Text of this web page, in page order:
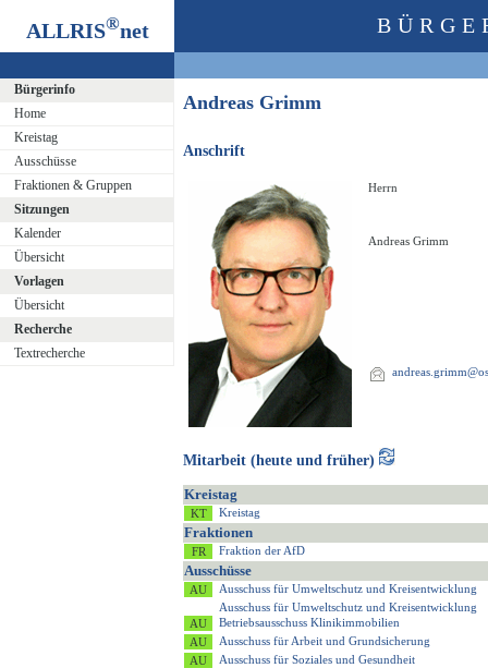
ALLRIS®net
Bürgerinfo
Home
Kreistag
Ausschüsse
Fraktionen & Gruppen
Sitzungen
Kalender
Übersicht
Vorlagen
Übersicht
Recherche
Textrecherche
Andreas Grimm
Anschrift
Herrn
Andreas Grimm
Mitarbeit (heute und früher)
Kreistag
Kreistag
Fraktionen
Fraktion der AfD
Ausschüsse
Ausschuss für Umweltschutz und Kreisentwicklung
Ausschuss für Umweltschutz und Kreisentwicklung
Betriebsausschuss Klinikimmobilien
Ausschuss für Arbeit und Grundsicherung
Ausschuss für Soziales und Gesundheit